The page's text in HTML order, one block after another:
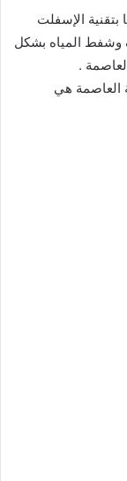
بتقنية الإسفلت
وشفط المياه بشكل
.
العاصمة هي